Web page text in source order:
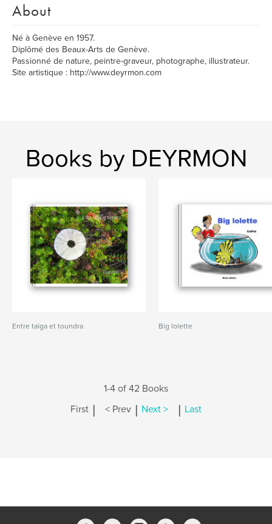
About
Né à Genève en 1957.
Diplômé des Beaux-Arts de Genève.
Passionné de nature, peintre-graveur, photographe, illustrateur.
Site artistique : http://www.deyrmon.com
Books by DEYRMON
Entre taïga et toundra Big lolette
1-4 of 42 Books
First | < Prev | Next > | Last